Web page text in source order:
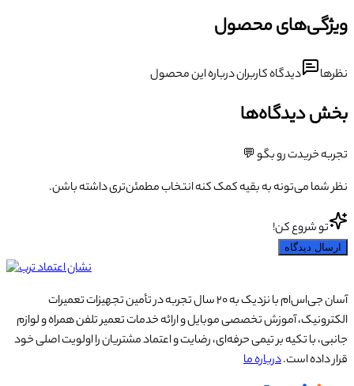
ویژگی‌های محصول
نظرها دیدگاه کاربران درباره این محصول
بخش دیدگاه‌ها
تجربه خریدت رو بگو 💬
نظر شما می‌تونه به بقیه کمک کنه انتخاب مطمئن‌تری داشته باشن.
تو شروع کن!
ارسال دیدگاه
آسان جی‌اس‌ام با نزدیک به ۲۰ سال تجربه در تأمین تجهیزات تعمیرات
الکترونیک، آموزش تخصصی موبایل و ارائه خدمات تعمیر تلفن همراه و لوازم
جانبی، با تکیه بر تیمی حرفه‌ای، رضایت و اعتماد مشتریان را اولویت اصلی خود
قرار داده است.درباره ما